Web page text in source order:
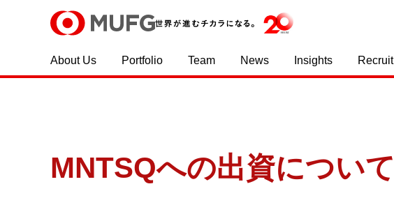
About Us Portfolio Team News Insights Recruit
MNTSQへの出資について